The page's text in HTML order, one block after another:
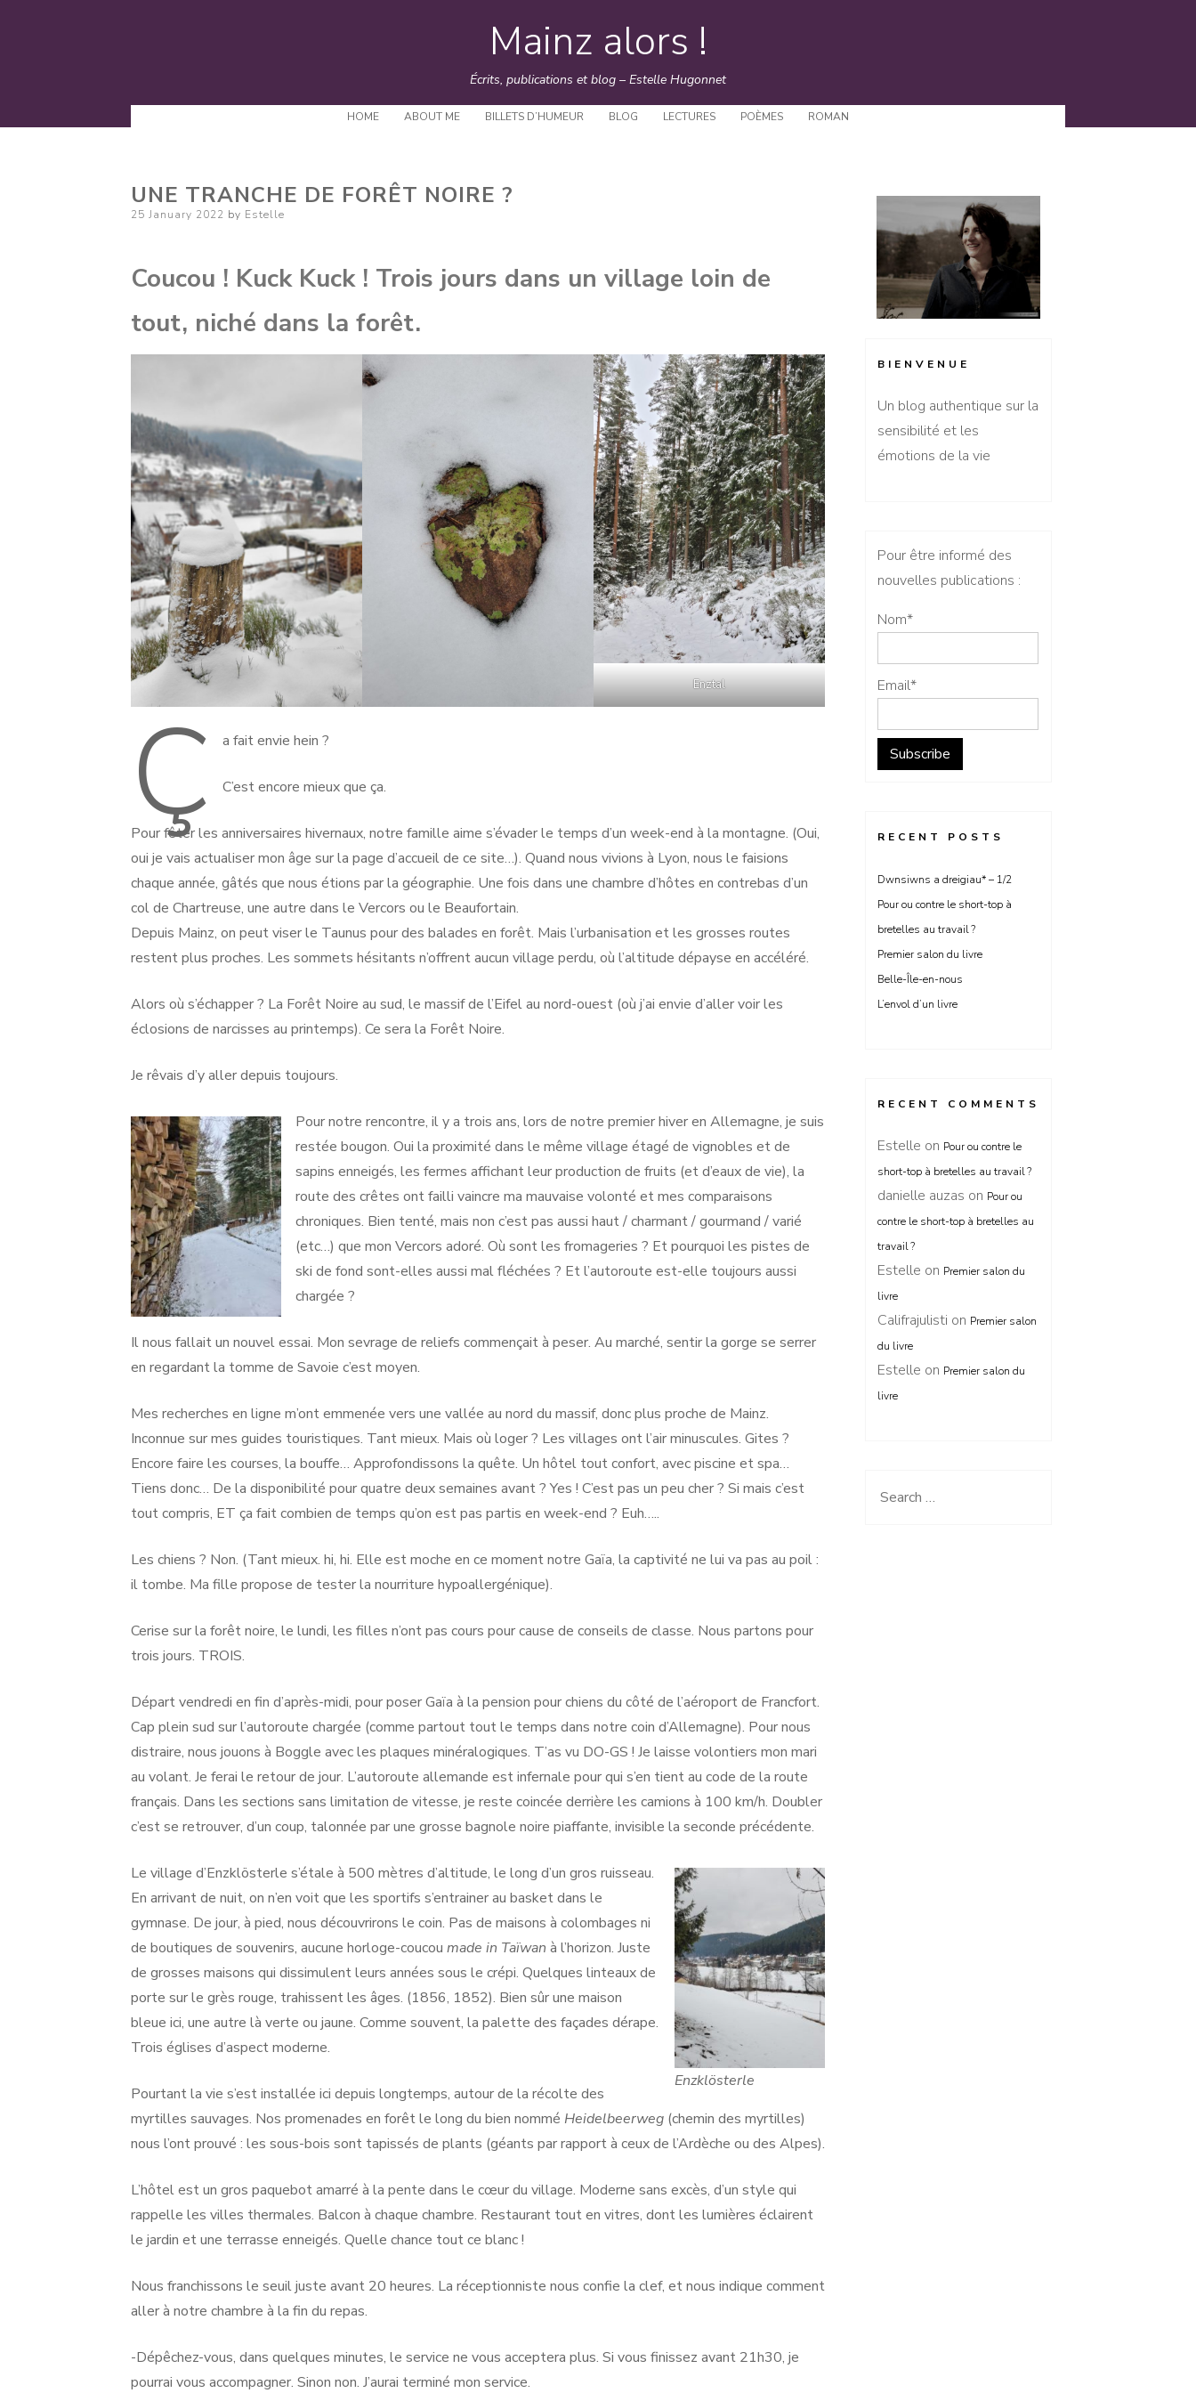
Skip
to
content
Mainz alors !
Écrits, publications et blog – Estelle Hugonnet
HOME ABOUT ME BILLETS D’HUMEUR BLOG LECTURES POÈMES ROMAN
UNE TRANCHE DE FORÊT NOIRE ?
Posted
25 January 2022 by Estelle
Coucou ! Kuck Kuck ! Trois jours dans un village loin de
tout, niché dans la forêt.
Enztal
Ç a fait envie hein ?
C’est encore mieux que ça.
Pour fêter les anniversaires hivernaux, notre famille aime s’évader le temps d’un week-end à la montagne. (Oui,
oui je vais actualiser mon âge sur la page d’accueil de ce site…). Quand nous vivions à Lyon, nous le faisions
chaque année, gâtés que nous étions par la géographie. Une fois dans une chambre d’hôtes en contrebas d’un
col de Chartreuse, une autre dans le Vercors ou le Beaufortain.
Depuis Mainz, on peut viser le Taunus pour des balades en forêt. Mais l’urbanisation et les grosses routes
restent plus proches. Les sommets hésitants n’offrent aucun village perdu, où l’altitude dépayse en accéléré.
Alors où s’échapper ? La Forêt Noire au sud, le massif de l’Eifel au nord-ouest (où j’ai envie d’aller voir les
éclosions de narcisses au printemps). Ce sera la Forêt Noire.
Je rêvais d’y aller depuis toujours.
Pour notre rencontre, il y a trois ans, lors de notre premier hiver en Allemagne, je suis
restée bougon. Oui la proximité dans le même village étagé de vignobles et de
sapins enneigés, les fermes affichant leur production de fruits (et d’eaux de vie), la
route des crêtes ont failli vaincre ma mauvaise volonté et mes comparaisons
chroniques. Bien tenté, mais non c’est pas aussi haut / charmant / gourmand / varié
(etc…) que mon Vercors adoré. Où sont les fromageries ? Et pourquoi les pistes de
ski de fond sont-elles aussi mal fléchées ? Et l’autoroute est-elle toujours aussi
chargée ?
Il nous fallait un nouvel essai. Mon sevrage de reliefs commençait à peser. Au marché, sentir la gorge se serrer
en regardant la tomme de Savoie c’est moyen.
Mes recherches en ligne m’ont emmenée vers une vallée au nord du massif, donc plus proche de Mainz.
Inconnue sur mes guides touristiques. Tant mieux. Mais où loger ? Les villages ont l’air minuscules. Gites ?
Encore faire les courses, la bouffe… Approfondissons la quête. Un hôtel tout confort, avec piscine et spa…
Tiens donc… De la disponibilité pour quatre deux semaines avant ? Yes ! C’est pas un peu cher ? Si mais c’est
tout compris, ET ça fait combien de temps qu’on est pas partis en week-end ? Euh…..
Les chiens ? Non. (Tant mieux. hi, hi. Elle est moche en ce moment notre Gaïa, la captivité ne lui va pas au poil :
il tombe. Ma fille propose de tester la nourriture hypoallergénique).
Cerise sur la forêt noire, le lundi, les filles n’ont pas cours pour cause de conseils de classe. Nous partons pour
trois jours. TROIS.
Départ vendredi en fin d’après-midi, pour poser Gaïa à la pension pour chiens du côté de l’aéroport de Francfort.
Cap plein sud sur l’autoroute chargée (comme partout tout le temps dans notre coin d’Allemagne). Pour nous
distraire, nous jouons à Boggle avec les plaques minéralogiques. T’as vu DO-GS ! Je laisse volontiers mon mari
au volant. Je ferai le retour de jour. L’autoroute allemande est infernale pour qui s’en tient au code de la route
français. Dans les sections sans limitation de vitesse, je reste coincée derrière les camions à 100 km/h. Doubler
c’est se retrouver, d’un coup, talonnée par une grosse bagnole noire piaffante, invisible la seconde précédente.
Enzklösterle
Le village d’Enzklösterle s’étale à 500 mètres d’altitude, le long d’un gros ruisseau.
En arrivant de nuit, on n’en voit que les sportifs s’entrainer au basket dans le
gymnase. De jour, à pied, nous découvrirons le coin. Pas de maisons à colombages ni
de boutiques de souvenirs, aucune horloge-coucou made in Taïwan à l’horizon. Juste
de grosses maisons qui dissimulent leurs années sous le crépi. Quelques linteaux de
porte sur le grès rouge, trahissent les âges. (1856, 1852). Bien sûr une maison
bleue ici, une autre là verte ou jaune. Comme souvent, la palette des façades dérape.
Trois églises d’aspect moderne.
Pourtant la vie s’est installée ici depuis longtemps, autour de la récolte des
myrtilles sauvages. Nos promenades en forêt le long du bien nommé Heidelbeerweg (chemin des myrtilles)
nous l’ont prouvé : les sous-bois sont tapissés de plants (géants par rapport à ceux de l’Ardèche ou des Alpes).
L’hôtel est un gros paquebot amarré à la pente dans le cœur du village. Moderne sans excès, d’un style qui
rappelle les villes thermales. Balcon à chaque chambre. Restaurant tout en vitres, dont les lumières éclairent
le jardin et une terrasse enneigés. Quelle chance tout ce blanc !
Nous franchissons le seuil juste avant 20 heures. La réceptionniste nous confie la clef, et nous indique comment
aller à notre chambre à la fin du repas.
-Dépêchez-vous, dans quelques minutes, le service ne vous acceptera plus. Si vous finissez avant 21h30, je
pourrai vous accompagner. Sinon non. J’aurai terminé mon service.
BIENVENUE
Un blog authentique sur la
sensibilité et les
émotions de la vie
Pour être informé des
nouvelles publications :
Nom*
Email*
RECENT POSTS
Dwnsiwns a dreigiau* – 1/2
Pour ou contre le short-top à
bretelles au travail ?
Premier salon du livre
Belle-Île-en-nous
L’envol d’un livre
RECENT COMMENTS
Estelle on Pour ou contre le
short-top à bretelles au travail ?
danielle auzas on Pour ou
contre le short-top à bretelles au
travail ?
Estelle on Premier salon du
livre
Califrajulisti on Premier salon
du livre
Estelle on Premier salon du
livre
Search